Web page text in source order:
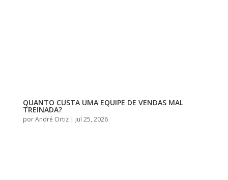
QUANTO CUSTA UMA EQUIPE DE VENDAS MAL
TREINADA?
porAndré Ortiz| jul 25, 2026